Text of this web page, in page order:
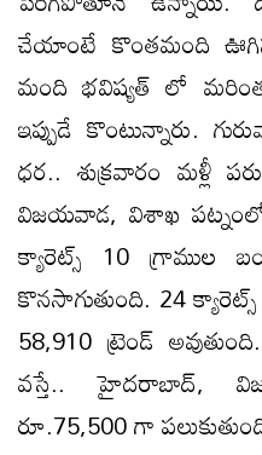
చేయాంటే కొంతమంది
మంది భవిష్యత్ లో
ఇప్పుడే కొంటున్నారు.
ధర.. శుక్రవారం మళ్లీ
విజయవాడ, విశాఖ
క్యారెట్స్ 10 గ్రాముల
కొనసాగుతుంది. 24
58,910 ట్రెండ్
వస్తే.. హైదరాబాద్,
రూ.75,500 గా